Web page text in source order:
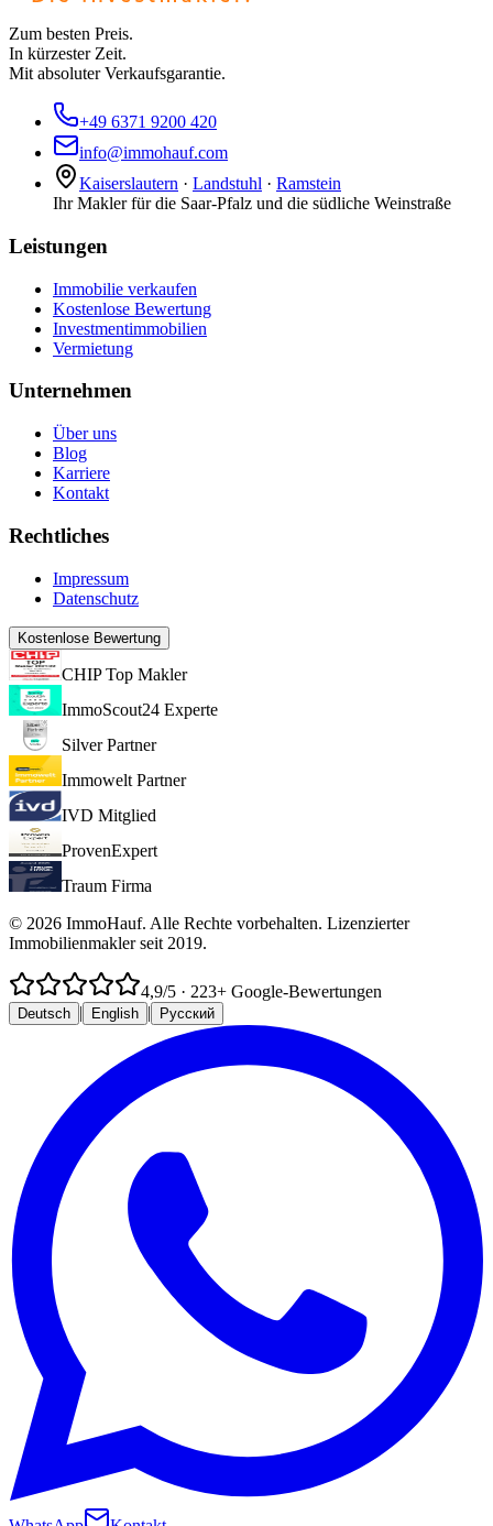
Zum besten Preis.
In kürzester Zeit.
Mit absoluter Verkaufsgarantie.
+49 6371 9200 420
info@immohauf.com
Kaiserslautern · Landstuhl · Ramstein
Ihr Makler für die Saar-Pfalz und die südliche Weinstraße
Leistungen
Immobilie verkaufen
Kostenlose Bewertung
Investmentimmobilien
Vermietung
Unternehmen
Über uns
Blog
Karriere
Kontakt
Rechtliches
Impressum
Datenschutz
Kostenlose Bewertung
CHIP Top Makler
ImmoScout24 Experte
Silver Partner
Immowelt Partner
IVD Mitglied
ProvenExpert
Traum Firma
© 2026 ImmoHauf. Alle Rechte vorbehalten. Lizenzierter
Immobilienmakler seit 2019.
4,9/5 · 223+ Google-Bewertungen
Deutsch | English | Русский